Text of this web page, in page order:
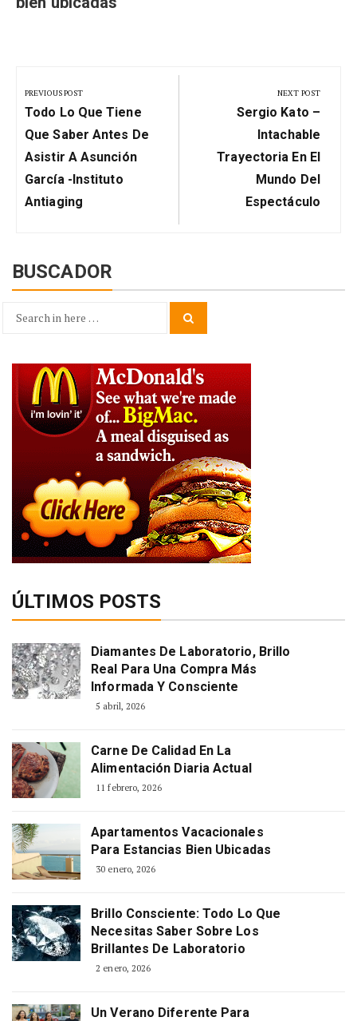
de
entradas
PREVIOUS POST
Previous
Post:
Todo Lo Que Tiene
Que Saber Antes De
Asistir A Asunción
García -Instituto
Antiaging
NEXT POST
Next
Post:
Sergio Kato –
Intachable
Trayectoria En El
Mundo Del
Espectáculo
BUSCADOR
Search
ÚLTIMOS POSTS
Diamantes De Laboratorio, Brillo
Real Para Una Compra Más
Informada Y Consciente
5 abril, 2026
Carne De Calidad En La
Alimentación Diaria Actual
11 febrero, 2026
Apartamentos Vacacionales
Para Estancias Bien Ubicadas
30 enero, 2026
Brillo Consciente: Todo Lo Que
Necesitas Saber Sobre Los
Brillantes De Laboratorio
2 enero, 2026
Un Verano Diferente Para